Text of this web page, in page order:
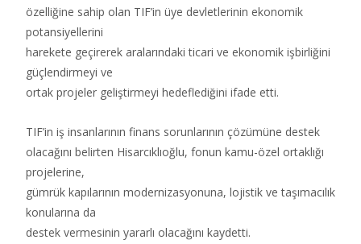
özelliğine sahip olan TIF’in üye devletlerinin ekonomik
potansiyellerini
harekete geçirerek aralarındaki ticari ve ekonomik işbirliğini
güçlendirmeyi ve
ortak projeler geliştirmeyi hedeflediğini ifade etti.
TIF’in iş insanlarının finans sorunlarının çözümüne destek
olacağını belirten Hisarcıklıoğlu, fonun kamu-özel ortaklığı
projelerine,
gümrük kapılarının modernizasyonuna, lojistik ve taşımacılık
konularına da
destek vermesinin yararlı olacağını kaydetti.